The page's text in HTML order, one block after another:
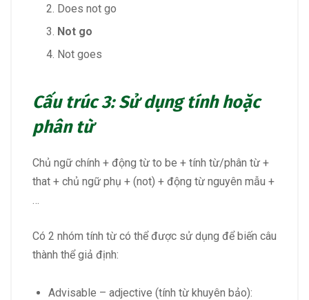
Does not go
Not go
Not goes
Cấu trúc 3: Sử dụng tính hoặc
phân từ
Chủ ngữ chính + động từ to be + tính từ/phân từ +
that + chủ ngữ phụ + (not) + động từ nguyên mẫu +
…
Có 2 nhóm tính từ có thể được sử dụng để biến câu
thành thể giả định:
Advisable – adjective (tính từ khuyên bảo):